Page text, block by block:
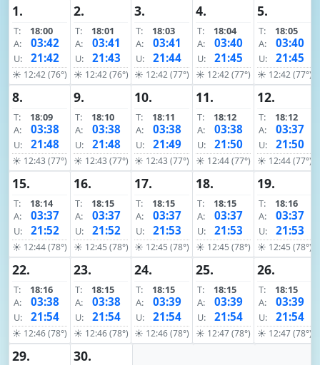
1.
T:
18:00
A:
03:42
U: 21:42
☀ 12:42 (76°)
2.
T:
18:01
A:
03:41
U: 21:43
☀ 12:42 (76°)
3.
T:
18:03
A:
03:41
U: 21:44
☀ 12:42 (77°)
4.
T:
18:04
A:
03:40
U: 21:45
☀ 12:42 (77°)
5.
T:
18:05
A:
03:40
U: 21:45
☀ 12:42 (77°)
8.
T:
18:09
A:
03:38
U: 21:48
☀ 12:43 (77°)
9.
T:
18:10
A:
03:38
U: 21:48
☀ 12:43 (77°)
10.
T:
18:11
A:
03:38
U: 21:49
☀ 12:43 (77°)
11.
T:
18:12
A:
03:38
U: 21:50
☀ 12:44 (77°)
12.
T:
18:12
A:
03:37
U: 21:50
☀ 12:44 (77°)
15.
T:
18:14
A:
03:37
U: 21:52
☀ 12:44 (78°)
16.
T:
18:15
A:
03:37
U: 21:52
☀ 12:45 (78°)
17.
T:
18:15
A:
03:37
U: 21:53
☀ 12:45 (78°)
18.
T:
18:15
A:
03:37
U: 21:53
☀ 12:45 (78°)
19.
T:
18:16
A:
03:37
U: 21:53
☀ 12:45 (78°)
22.
T:
18:16
A:
03:38
U: 21:54
☀ 12:46 (78°)
23.
T:
18:15
A:
03:38
U: 21:54
☀ 12:46 (78°)
24.
T:
18:15
A:
03:39
U: 21:54
☀ 12:46 (78°)
25.
T:
18:15
A:
03:39
U: 21:54
☀ 12:47 (78°)
26.
T:
18:15
A:
03:39
U: 21:54
☀ 12:47 (78°)
29. 30.